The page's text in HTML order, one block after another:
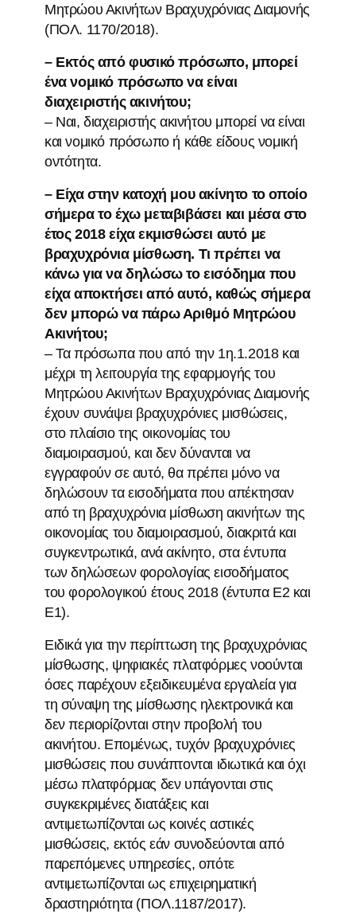
Μητρώου Ακινήτων Βραχυχρόνιας Διαμονής
(ΠΟΛ. 1170/2018).
– Εκτός από φυσικό πρόσωπο, μπορεί
ένα νομικό πρόσωπο να είναι
διαχειριστής ακινήτου;
– Ναι, διαχειριστής ακινήτου μπορεί να είναι
και νομικό πρόσωπο ή κάθε είδους νομική
οντότητα.
– Είχα στην κατοχή μου ακίνητο το οποίο
σήμερα το έχω μεταβιβάσει και μέσα στο
έτος 2018 είχα εκμισθώσει αυτό με
βραχυχρόνια μίσθωση. Τι πρέπει να
κάνω για να δηλώσω το εισόδημα που
είχα αποκτήσει από αυτό, καθώς σήμερα
δεν μπορώ να πάρω Αριθμό Μητρώου
Ακινήτου;
– Τα πρόσωπα που από την 1η.1.2018 και
μέχρι τη λειτουργία της εφαρμογής του
Μητρώου Ακινήτων Βραχυχρόνιας Διαμονής
έχουν συνάψει βραχυχρόνιες μισθώσεις,
στο πλαίσιο της οικονομίας του
διαμοιρασμού, και δεν δύνανται να
εγγραφούν σε αυτό, θα πρέπει μόνο να
δηλώσουν τα εισοδήματα που απέκτησαν
από τη βραχυχρόνια μίσθωση ακινήτων της
οικονομίας του διαμοιρασμού, διακριτά και
συγκεντρωτικά, ανά ακίνητο, στα έντυπα
των δηλώσεων φορολογίας εισοδήματος
του φορολογικού έτους 2018 (έντυπα Ε2 και
Ε1).
Ειδικά για την περίπτωση της βραχυχρόνιας
μίσθωσης, ψηφιακές πλατφόρμες νοούνται
όσες παρέχουν εξειδικευμένα εργαλεία για
τη σύναψη της μίσθωσης ηλεκτρονικά και
δεν περιορίζονται στην προβολή του
ακινήτου. Επομένως, τυχόν βραχυχρόνιες
μισθώσεις που συνάπτονται ιδιωτικά και όχι
μέσω πλατφόρμας δεν υπάγονται στις
συγκεκριμένες διατάξεις και
αντιμετωπίζονται ως κοινές αστικές
μισθώσεις, εκτός εάν συνοδεύονται από
παρεπόμενες υπηρεσίες, οπότε
αντιμετωπίζονται ως επιχειρηματική
δραστηριότητα (ΠΟΛ.1187/2017).